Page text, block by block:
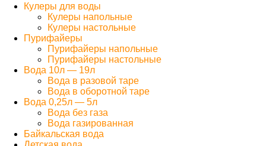
Кулеры для воды
Кулеры напольные
Кулеры настольные
Пурифайеры
Пурифайеры напольные
Пурифайеры настольные
Вода 10л — 19л
Вода в разовой таре
Вода в оборотной таре
Вода 0,25л — 5л
Вода без газа
Вода газированная
Байкальская вода